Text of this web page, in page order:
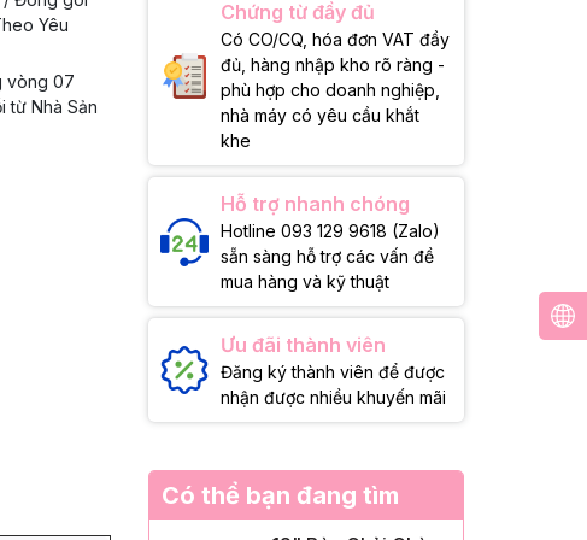
Yêu
vòng 07
từ Nhà Sản
Chứng từ đầy đủ
Có CO/CQ, hóa đơn VAT đầy
đủ, hàng nhập kho rõ ràng -
phù hợp cho doanh nghiệp,
nhà máy có yêu cầu khắt
khe
Hỗ trợ nhanh chóng
Hotline 093 129 9618 (Zalo)
sẵn sàng hỗ trợ các vấn đề
mua hàng và kỹ thuật
Ưu đãi thành viên
Đăng ký thành viên để được
nhận được nhiều khuyến mãi
Có thể bạn đang tìm